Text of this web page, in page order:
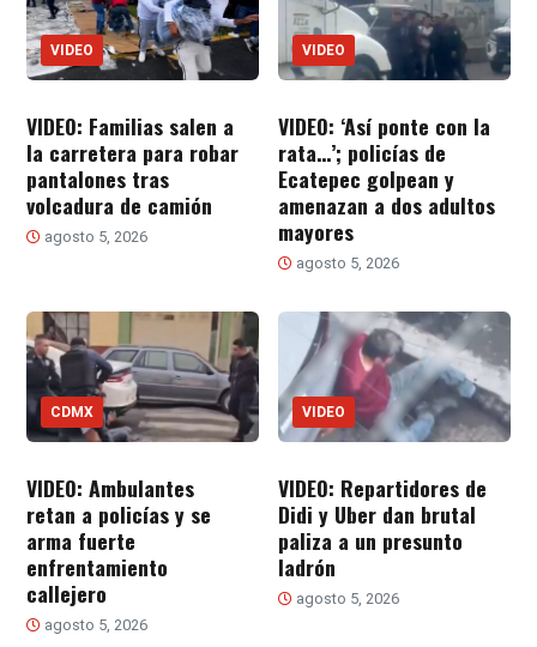
VIDEO
VIDEO: Familias salen a
la carretera para robar
pantalones tras
volcadura de camión
agosto 5, 2026
VIDEO
VIDEO: ‘Así ponte con la
rata…’; policías de
Ecatepec golpean y
amenazan a dos adultos
mayores
agosto 5, 2026
CDMX
VIDEO: Ambulantes
retan a policías y se
arma fuerte
enfrentamiento
callejero
agosto 5, 2026
VIDEO
VIDEO: Repartidores de
Didi y Uber dan brutal
paliza a un presunto
ladrón
agosto 5, 2026